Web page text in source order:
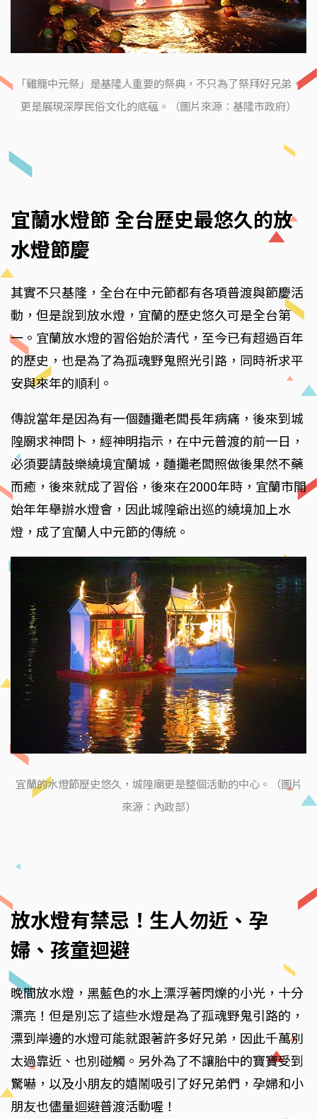
「雞籠中元祭」是基隆人重要的祭典，不只為了祭拜好兄弟，
更是展現深厚民俗文化的底蘊。（圖片來源：基隆市政府）
宜蘭水燈節 全台歷史最悠久的放
水燈節慶
其實不只基隆，全台在中元節都有各項普渡與節慶活
動，但是說到放水燈，宜蘭的歷史悠久可是全台第
一。宜蘭放水燈的習俗始於清代，至今已有超過百年
的歷史，也是為了為孤魂野鬼照光引路，同時祈求平
安與來年的順利。
傳說當年是因為有一個麵攤老闆長年病痛，後來到城
隍廟求神問卜，經神明指示，在中元普渡的前一日，
必須要請鼓樂繞境宜蘭城，麵攤老闆照做後果然不藥
而癒，後來就成了習俗，後來在2000年時，宜蘭市開
始年年舉辦水燈會，因此城隍爺出巡的繞境加上水
燈，成了宜蘭人中元節的傳統。
宜蘭的水燈節歷史悠久，城隍廟更是整個活動的中心。（圖片
來源：內政部）
放水燈有禁忌！生人勿近、孕
婦、孩童迴避
晚間放水燈，黑藍色的水上漂浮著閃爍的小光，十分
漂亮！但是別忘了這些水燈是為了孤魂野鬼引路的，
漂到岸邊的水燈可能就跟著許多好兄弟，因此千萬別
太過靠近、也別碰觸。另外為了不讓胎中的寶寶受到
驚嚇，以及小朋友的嬉鬧吸引了好兄弟們，孕婦和小
朋友也儘量迴避普渡活動喔！